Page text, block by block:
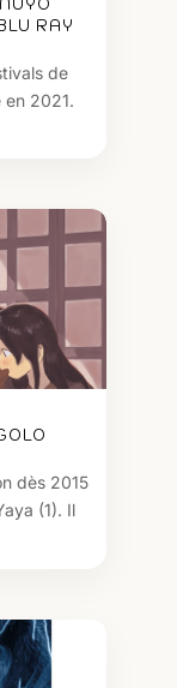
RAY
de
en 2021.
dès 2015
(1). Il